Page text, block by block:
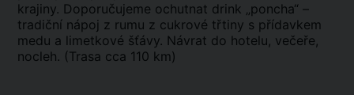
krajiny. Doporučujeme ochutnat drink „poncha“ –
tradiční nápoj z rumu z cukrové třtiny s přídavkem
medu a limetkové šťávy. Návrat do hotelu, večeře,
nocleh. (Trasa cca 110 km)